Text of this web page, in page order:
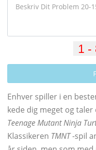
Enhver spiller i en
kede dig meget og
Teenage Mutant Ninja
Klassikeren TMNT-spil